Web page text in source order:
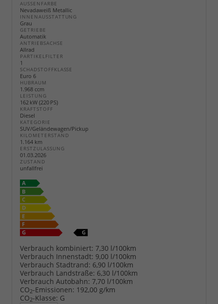
AUSSENFARBE
Nevadaweiß Metallic
INNENAUSSTATTUNG
Grau
GETRIEBE
Automatik
ANTRIEBSACHSE
Allrad
PARTIKELFILTER
1
SCHADSTOFFKLASSE
Euro 6
HUBRAUM
1.968 ccm
LEISTUNG
162 kW (220 PS)
KRAFTSTOFF
Diesel
KATEGORIE
SUV/Geländewagen/Pickup
KILOMETERSTAND
1.164 km
ERSTZULASSUNG
01.03.2026
ZUSTAND
unfallfrei
Verbrauch kombiniert: 7,30 l/100km
Verbrauch Innenstadt: 9,00 l/100km
Verbrauch Stadtrand: 6,90 l/100km
Verbrauch Landstraße: 6,30 l/100km
Verbrauch Autobahn: 7,70 l/100km
CO2-Emissionen: 192,00 g/km
CO2-Klasse: G